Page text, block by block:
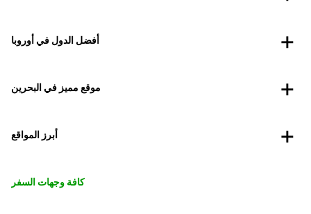
أفضل الدول في أوروبا
موقع مميز في البحرين
أبرز المواقع
كافة وجهات السفر